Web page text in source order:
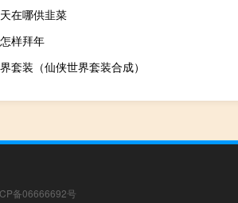
在哪供韭菜
样拜年
套装（仙侠世界套装合成）
备06666692号